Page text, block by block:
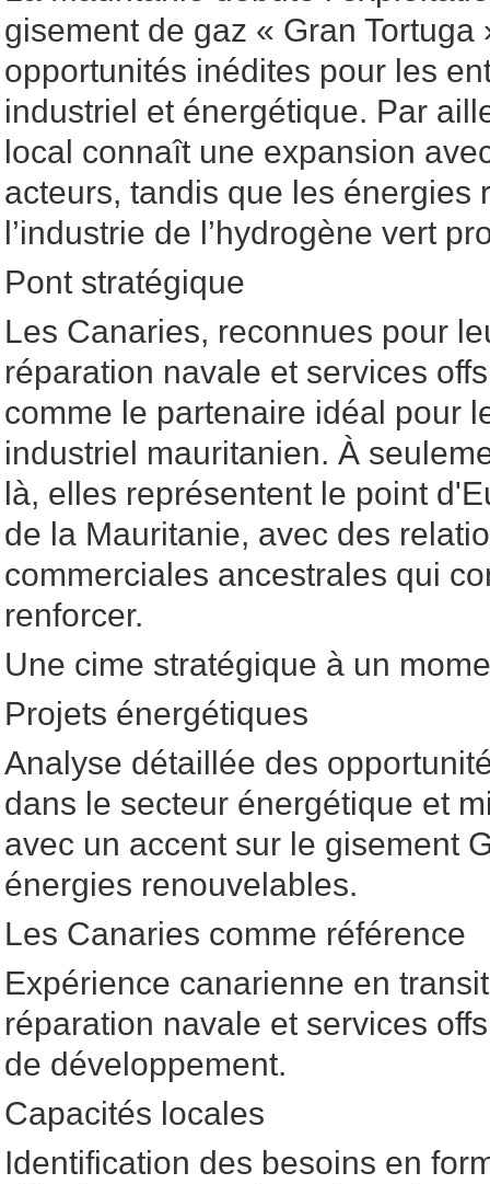
gisement de gaz « Gran Tortuga
opportunités inédites pour les
industriel et énergétique. Par
local connaît une expansion
acteurs, tandis que les énergies
l’industrie de l’hydrogène vert
Pont stratégique
Les Canaries, reconnues pour
réparation navale et services
comme le partenaire idéal pour
industriel mauritanien. À
là, elles représentent le point
de la Mauritanie, avec des
commerciales ancestrales qui
renforcer.
Une cime stratégique à un
Projets énergétiques
Analyse détaillée des
dans le secteur énergétique et
avec un accent sur le gisement
énergies renouvelables.
Les Canaries comme référence
Expérience canarienne en
réparation navale et services
de développement.
Capacités locales
Identification des besoins en